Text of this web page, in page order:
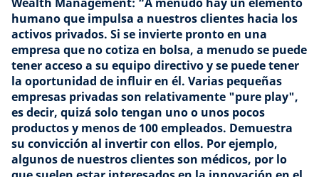
humano que impulsa a nuestros clientes hacia los
activos privados. Si se invierte pronto en una
empresa que no cotiza en bolsa, a menudo se puede
tener acceso a su equipo directivo y se puede tener
la oportunidad de influir en él. Varias pequeñas
empresas privadas son relativamente "pure play",
es decir, quizá solo tengan uno o unos pocos
productos y menos de 100 empleados. Demuestra
su convicción al invertir con ellos. Por ejemplo,
algunos de nuestros clientes son médicos, por lo